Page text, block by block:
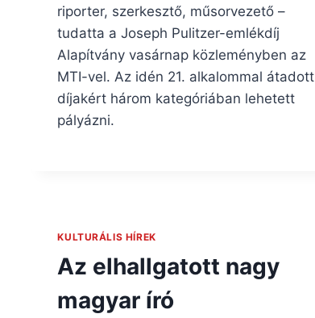
riporter, szerkesztő, műsorvezető –
tudatta a Joseph Pulitzer-emlékdíj
Alapítvány vasárnap közleményben az
MTI-vel. Az idén 21. alkalommal átadott
díjakért három kategóriában lehetett
pályázni.
KULTURÁLIS HÍREK
Az elhallgatott nagy
magyar író